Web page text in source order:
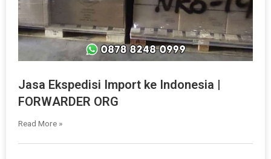
Jasa Ekspedisi Import ke Indonesia |
FORWARDER ORG
Read More »